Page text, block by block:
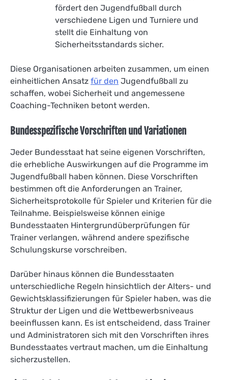
fördert den Jugendfußball durch
verschiedene Ligen und Turniere und
stellt die Einhaltung von
Sicherheitsstandards sicher.
Diese Organisationen arbeiten zusammen, um einen
einheitlichen Ansatz für den Jugendfußball zu
schaffen, wobei Sicherheit und angemessene
Coaching-Techniken betont werden.
Bundesspezifische Vorschriften und Variationen
Jeder Bundesstaat hat seine eigenen Vorschriften,
die erhebliche Auswirkungen auf die Programme im
Jugendfußball haben können. Diese Vorschriften
bestimmen oft die Anforderungen an Trainer,
Sicherheitsprotokolle für Spieler und Kriterien für die
Teilnahme. Beispielsweise können einige
Bundesstaaten Hintergrundüberprüfungen für
Trainer verlangen, während andere spezifische
Schulungskurse vorschreiben.
Darüber hinaus können die Bundesstaaten
unterschiedliche Regeln hinsichtlich der Alters- und
Gewichtsklassifizierungen für Spieler haben, was die
Struktur der Ligen und die Wettbewerbsniveaus
beeinflussen kann. Es ist entscheidend, dass Trainer
und Administratoren sich mit den Vorschriften ihres
Bundesstaates vertraut machen, um die Einhaltung
sicherzustellen.